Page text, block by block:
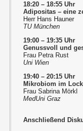
18:20 – 18:55 Uhr
Adipositas – eine
Herr Hans Hauner
TU München
19:00 – 19:35 Uhr
Genussvoll und
Frau Petra Rust
Uni Wien
19:40 – 20:15 Uhr
Mikrobiom im
Frau Sabrina Mörkl
MedUni Graz
Anschließend